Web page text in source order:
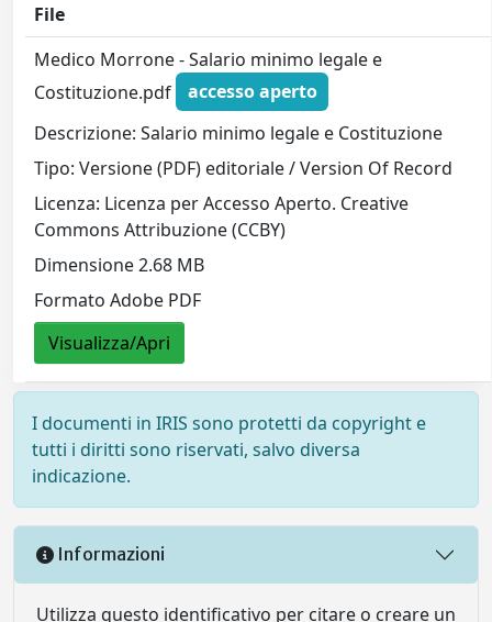
File
Medico Morrone - Salario minimo legale e
Costituzione.pdf
accesso aperto
Descrizione: Salario minimo legale e Costituzione
Tipo: Versione (PDF) editoriale / Version Of Record
Licenza: Licenza per Accesso Aperto. Creative
Commons Attribuzione (CCBY)
Dimensione 2.68 MB
Formato Adobe PDF
Visualizza/Apri
I documenti in IRIS sono protetti da copyright e
tutti i diritti sono riservati, salvo diversa
indicazione.
Informazioni
Utilizza questo identificativo per citare o creare un